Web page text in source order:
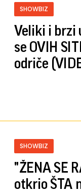
SHOWBIZ
Veliki i brzi
se OVIH
odriče
SHOWBIZ
"ŽENA SE
otkrio ŠTA